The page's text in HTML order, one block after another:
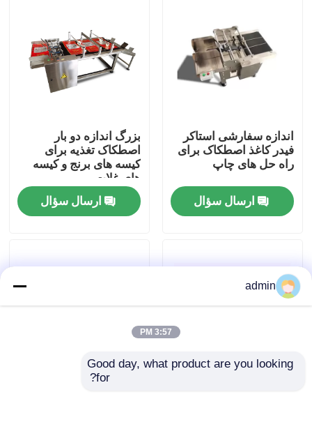
خونه
محصولات
ویدیو
درباره ما
تور کارخانه
با ما تماس بگیرید
اندازه سفارشی استاکر
فیدر کاغذ اصطکاک برای
راه حل های چاپ
ارسال سؤال
بزرگ اندازه دو بار
اصطکاک تغذیه برای
کیسه های برنج و کیسه
های غلات
ارسال سؤال
admin
3:57 PM
Good day, what product are you looking
for?